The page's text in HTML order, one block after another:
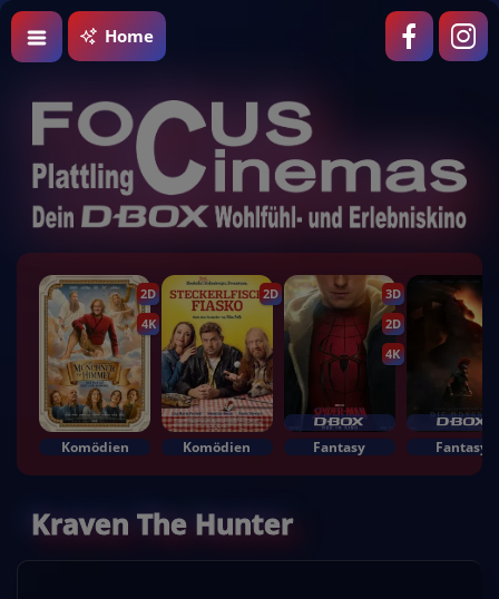
Home
2D
4K
Komödien
2D
Komödien
3D
2D
4K
Fantasy Fantasy
Kraven The Hunter